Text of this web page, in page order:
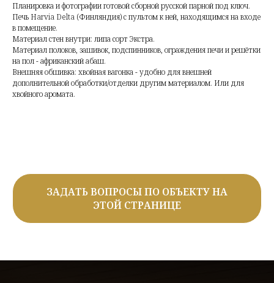
Планировка и фотографии готовой сборной русской парной под ключ.
Печь Harvia Delta (Финляндия) с пультом к ней, находящимся на входе
в помещение.
Материал стен внутри: липа сорт Экстра.
Материал полоков, зашивок, подспинников, ограждения печи и решётки
на пол - африканский абаш.
Внешняя обшивка: хвойная вагонка - удобно для внешней
дополнительной обработки/отделки другим материалом. Или для
хвойного аромата.
ЗАДАТЬ ВОПРОСЫ ПО ОБЪЕКТУ НА
ЭТОЙ СТРАНИЦЕ